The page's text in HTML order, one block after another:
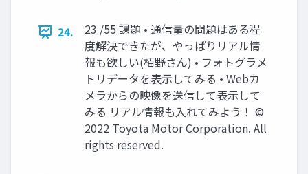
24.
23 /55 課題 • 通信量の問題はある程
度解決できたが、やっぱりリアル情
報も欲しい(栢野さん) • フォトグラメ
トリデータを表示してみる • Webカ
メラからの映像を送信して表示して
みる リアル情報も入れてみよう！ ©
2022 Toyota Motor Corporation. All
rights reserved.